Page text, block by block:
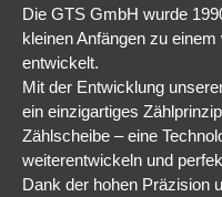
Die GTS GmbH wurde
kleinen Anfängen zu
entwickelt.
Mit der Entwicklung
ein einzigartiges
Zählscheibe – eine
weiterentwickeln und
Dank der hohen Präzision